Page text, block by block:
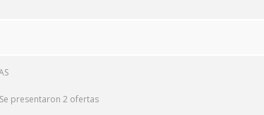
presentaron 2 ofertas